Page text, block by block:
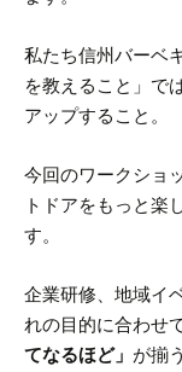
私たち信州バーベ
を教えること」で
アップすること。
今回のワークショ
トドアをもっと楽
す。
企業研修、地域イ
れの目的に合わせ
てなるほど」 が揃